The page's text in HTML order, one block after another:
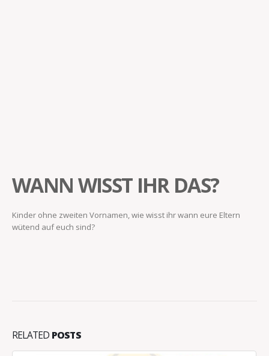
WANN WISST IHR DAS?
Kinder ohne zweiten Vornamen, wie wisst ihr wann eure Eltern
wütend auf euch sind?
RELATED POSTS